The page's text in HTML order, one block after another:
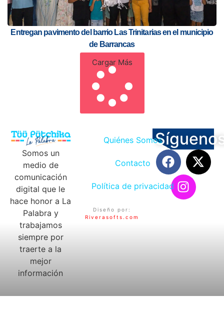
Entregan pavimento del barrio Las Trinitarias en el municipio
de Barrancas
Cargar Más
Somos un
medio de
comunicación
digital que le
hace honor a La
Palabra y
trabajamos
siempre por
traerte a la
mejor
información
Quiénes Somos
Contacto
Política de privacidad
Diseño por:
Riverasofts.com